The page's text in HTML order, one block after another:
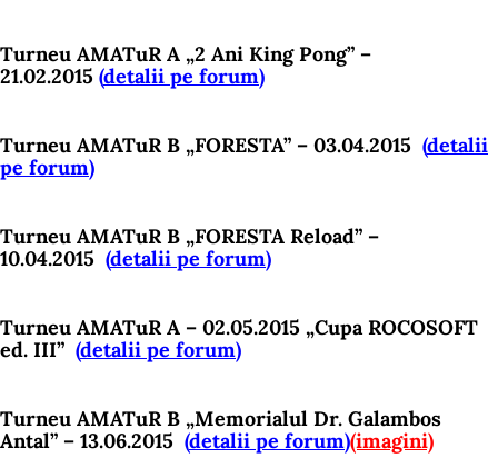
Turneu AMATuR A „2 Ani King Pong” –
21.02.2015 (detalii pe forum)
Turneu AMATuR B „FORESTA” – 03.04.2015 (detalii
pe forum)
Turneu AMATuR B „FORESTA Reload” –
10.04.2015 (detalii pe forum)
Turneu AMATuR A – 02.05.2015 „Cupa ROCOSOFT
ed. III” (detalii pe forum)
Turneu AMATuR B „Memorialul Dr. Galambos
Antal” – 13.06.2015 (detalii pe forum)(imagini)